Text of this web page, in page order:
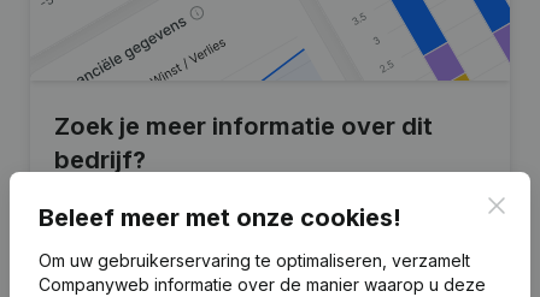
Zoek je meer informatie over dit
bedrijf?
Raadpleeg de gezondheid in een oogopslag
Krijg updates van belangrijke ontwikkelingen
Beleef meer met onze cookies!
Om uw gebruikerservaring te optimaliseren, verzamelt
Companyweb informatie over de manier waarop u deze